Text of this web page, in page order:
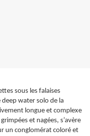
sous les falaises
water solo de la
longue et complexe
et nagées, s’avère
un conglomérat coloré et